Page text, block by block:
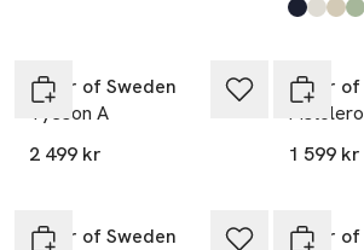
Navy,
Off
Stone,
Dusty
Dk Khaki,
Tiger of Sweden
Tyeson A
2 499 kr
Tiger of
1 599 kr
Tiger of Sweden
Tiger of